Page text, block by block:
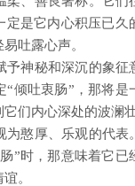
定是它内心积压已
吐露心声。
予神秘和深沉的象
“倾吐衷肠”，那将
们内心深处的波澜壮
为憨厚、乐观的代
”时，那意味着它
。